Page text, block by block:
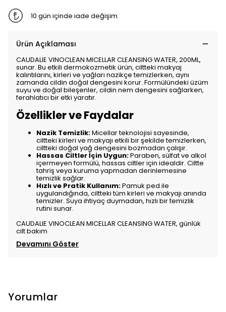
10 gün içinde iade değişim
Ürün Açıklaması
CAUDALIE VINOCLEAN MICELLAR CLEANSING WATER, 200ML,
sunar. Bu etkili dermokozmetik ürün, ciltteki makyaj
kalıntılarını, kirleri ve yağları nazikçe temizlerken, aynı
zamanda cildin doğal dengesini korur. Formülündeki üzüm
suyu ve doğal bileşenler, cildin nem dengesini sağlarken,
ferahlatıcı bir etki yaratır.
Özellikler ve Faydalar
Nazik Temizlik:Micellar teknolojisi sayesinde,
ciltteki kirleri ve makyajı etkili bir şekilde temizlerken,
ciltteki doğal yağ dengesini bozmadan çalışır.
Hassas Ciltler İçin Uygun:Paraben, sülfat ve alkol
içermeyen formülü, hassas ciltler için idealdir. Ciltte
tahriş veya kuruma yapmadan derinlemesine
temizlik sağlar.
Hızlı ve Pratik Kullanım:Pamuk ped ile
uygulandığında, ciltteki tüm kirleri ve makyajı anında
temizler. Suya ihtiyaç duymadan, hızlı bir temizlik
rutini sunar.
CAUDALIE VINOCLEAN MICELLAR CLEANSING WATER, günlük
cilt bakım
Devamını Göster
Yorumlar